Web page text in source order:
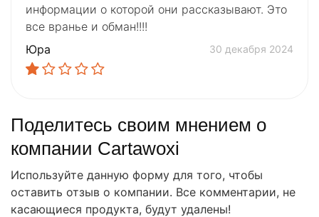
информации о которой они рассказывают. Это
все вранье и обман!!!!
Юра
30 декабря 2024
Поделитесь своим мнением о
компании Cartawoxi
Используйте данную форму для того, чтобы
оставить отзыв о компании. Все комментарии, не
касающиеся продукта, будут удалены!